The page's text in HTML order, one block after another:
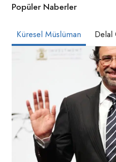
Popüler Naberler
Küresel Müslüman Delal